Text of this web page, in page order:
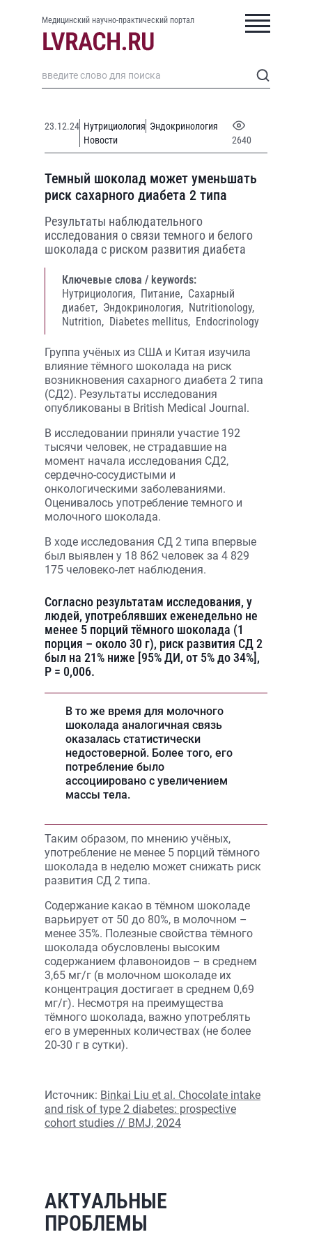
Медицинский научно-практический портал
23.12.24 Нутрициология Эндокринология
Новости
2640
Темный шоколад может уменьшать
риск сахарного диабета 2 типа
Результаты наблюдательного
исследования о связи темного и белого
шоколада с риском развития диабета
Ключевые слова / keywords:
Нутрициология, Питание, Сахарный
диабет, Эндокринология, Nutritionology,
Nutrition, Diabetes mellitus, Endocrinology
Группа учёных из США и Китая изучила
влияние тёмного шоколада на риск
возникновения сахарного диабета 2 типа
(СД2). Результаты исследования
опубликованы в British Medical Journal.
В исследовании приняли участие 192
тысячи человек, не страдавшие на
момент начала исследования СД2,
сердечно-сосудистыми и
онкологическими заболеваниями.
Оценивалось употребление темного и
молочного шоколада.
В ходе исследования СД 2 типа впервые
был выявлен у 18 862 человек за 4 829
175 человеко-лет наблюдения.
Согласно результатам исследования, у
людей, употреблявших еженедельно не
менее 5 порций тёмного шоколада (1
порция – около 30 г), риск развития СД 2
был на 21% ниже [95% ДИ, от 5% до 34%],
P = 0,006.
В то же время для молочного
шоколада аналогичная связь
оказалась статистически
недостоверной. Более того, его
потребление было
ассоциировано с увеличением
массы тела.
Таким образом, по мнению учёных,
употребление не менее 5 порций тёмного
шоколада в неделю может снижать риск
развития СД 2 типа.
Содержание какао в тёмном шоколаде
варьирует от 50 до 80%, в молочном –
менее 35%. Полезные свойства тёмного
шоколада обусловлены высоким
содержанием флавоноидов – в среднем
3,65 мг/г (в молочном шоколаде их
концентрация достигает в среднем 0,69
мг/г). Несмотря на преимущества
тёмного шоколада, важно употреблять
его в умеренных количествах (не более
20-30 г в сутки).
Источник: Binkai Liu et al. Chocolate intake
and risk of type 2 diabetes: prospective
cohort studies // BMJ, 2024
АКТУАЛЬНЫЕ
ПРОБЛЕМЫ